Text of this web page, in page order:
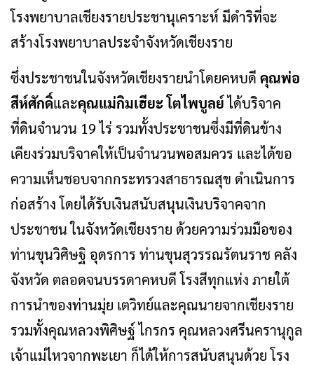
โรงพยาบาลเชียงรายประชานุเคราะห์ มีดำริที่จะ
สร้างโรงพยาบาลประจำจังหวัดเชียงราย
ซึ่งประชาชนในจังหวัดเชียงรายนำโดยคหบดี คุณพ่อ
สีห์ศักดิ์และคุณแม่กิมเฮียะโตไพบูลย์ได้บริจาค
ที่ดินจำนวน 19 ไร่ รวมทั้งประชาชนซึ่งมีที่ดินข้าง
เคียงร่วมบริจาคให้เป็นจำนวนพอสมควร และได้ขอ
ความเห็นชอบจากกระทรวงสาธารณสุข ดำเนินการ
ก่อสร้าง โดยได้รับเงินสนับสนุนเงินบริจาคจาก
ประชาชน ในจังหวัดเชียงราย ด้วยความร่วมมือของ
ท่านขุนวิศิษฐิ อุดรการ ท่านขุนสุวรรณรัตนราช คลัง
จังหวัด ตลอดจนบรรดาคหบดี โรงสีทุกแห่ง ภายใต้
การนำของท่านมุ่ย เตวิทย์และคุณนายจากเชียงราย
รวมทั้งคุณหลวงพิศิษฐ์ ไกรกร คุณหลวงศรีนครานุกูล
เจ้าแม่ไหวจากพะเยา ก็ได้ให้การสนับสนุนด้วย โรง